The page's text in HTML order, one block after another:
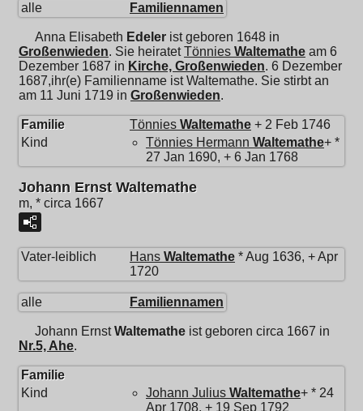
alle Familiennamen
Anna Elisabeth Edeler ist geboren 1648 in
Großenwieden. Sie heiratetTönnies Waltemathe am 6
Dezember 1687 in Kirche, Großenwieden. 6 Dezember
1687,ihr(e) Familienname ist Waltemathe. Sie stirbt an
am 11 Juni 1719 in Großenwieden.
Familie Tönnies Waltemathe + 2 Feb 1746
Kind
Tönnies Hermann Waltemathe+ *
27 Jan 1690, + 6 Jan 1768
Johann Ernst Waltemathe
m, * circa 1667
Vater-leiblich Hans Waltemathe * Aug 1636, + Apr
1720
alle Familiennamen
Johann Ernst Waltemathe ist geboren circa 1667 in
Nr.5, Ahe.
Familie
Kind
Johann Julius Waltemathe+ * 24
Apr 1708, + 19 Sep 1792